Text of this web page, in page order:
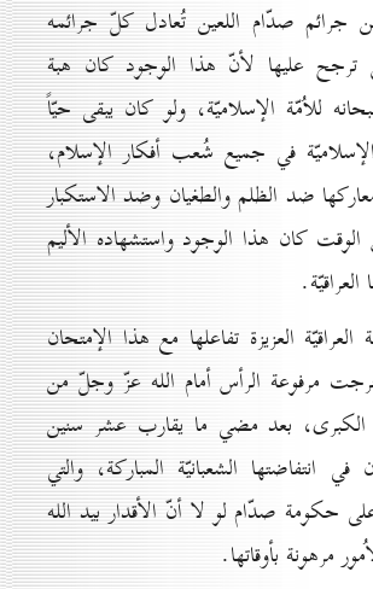
جرائم صدّام اللعين تُعادل كلّ جرائمه
ترجح عليها لأنّ هذا الوجود كان هبة
للاُمّة الإسلاميّة، ولو كان يبقى حيّاً
في جميع شُعب أفكار الإسلام،
ضد الظلم والطغيان وضد الاستكبار
كان هذا الوجود واستشهاده الأليم
العزيزة تفاعلها مع هذا الإمتحان
مرفوعة الرأس أمام الله عزّ وجلّ من
الكبرى، بعد مضي ما يقارب عشر سنين
انتفاضتها الشعبانيّة المباركة، والتي
صدّام لو لا أنّ الأقدار بيد الله
مرهونة بأوقاتها.